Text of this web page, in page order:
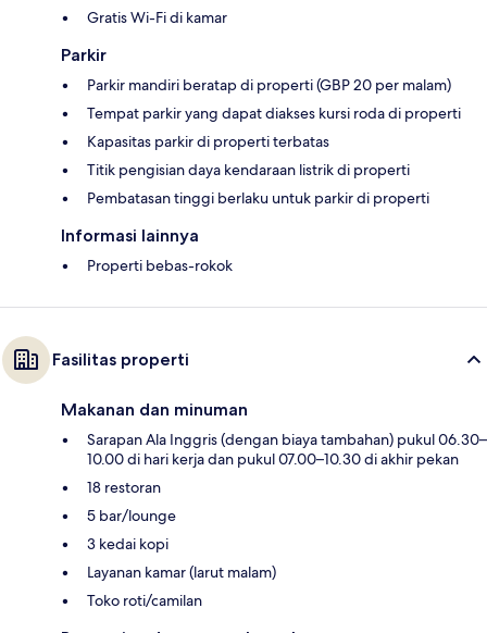
Gratis Wi-Fi di kamar
Parkir
Parkir mandiri beratap di properti (GBP 20 per malam)
Tempat parkir yang dapat diakses kursi roda di properti
Kapasitas parkir di properti terbatas
Titik pengisian daya kendaraan listrik di properti
Pembatasan tinggi berlaku untuk parkir di properti
Informasi lainnya
Properti bebas-rokok
Fasilitas properti
Makanan dan minuman
Sarapan Ala Inggris (dengan biaya tambahan) pukul 06.30–
10.00 di hari kerja dan pukul 07.00–10.30 di akhir pekan
18 restoran
5 bar/lounge
3 kedai kopi
Layanan kamar (larut malam)
Toko roti/camilan